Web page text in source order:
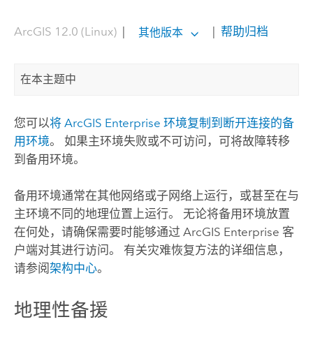
ArcGIS 12.0 (Linux)| 其他版本 帮助归档
在本主题中
您可以将 ArcGIS Enterprise 环境复制到断开连接的备
用环境。 如果主环境失败或不可访问，可将故障转移
到备用环境。
备用环境通常在其他网络或子网络上运行，或甚至在与
主环境不同的地理位置上运行。 无论将备用环境放置
在何处，请确保需要时能够通过 ArcGIS Enterprise 客
户端对其进行访问。 有关灾难恢复方法的详细信息，
请参阅架构中心。
地理性备援